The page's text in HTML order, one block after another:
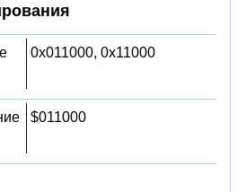
0x011000, 0x11000
$011000